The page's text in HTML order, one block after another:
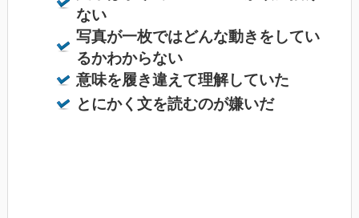
ない
写真が一枚ではどんな動きをしてい
るかわからない
意味を履き違えて理解していた
とにかく文を読むのが嫌いだ